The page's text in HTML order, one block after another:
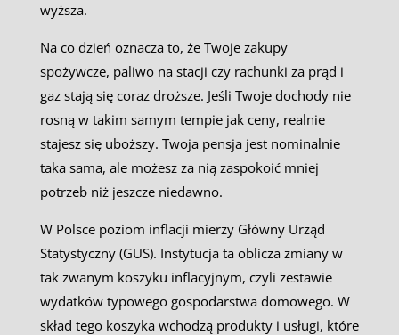
wyższa.
Na co dzień oznacza to, że Twoje zakupy
spożywcze, paliwo na stacji czy rachunki za prąd i
gaz stają się coraz droższe. Jeśli Twoje dochody nie
rosną w takim samym tempie jak ceny, realnie
stajesz się uboższy. Twoja pensja jest nominalnie
taka sama, ale możesz za nią zaspokoić mniej
potrzeb niż jeszcze niedawno.
W Polsce poziom inflacji mierzy Główny Urząd
Statystyczny (GUS). Instytucja ta oblicza zmiany w
tak zwanym koszyku inflacyjnym, czyli zestawie
wydatków typowego gospodarstwa domowego. W
skład tego koszyka wchodzą produkty i usługi, które